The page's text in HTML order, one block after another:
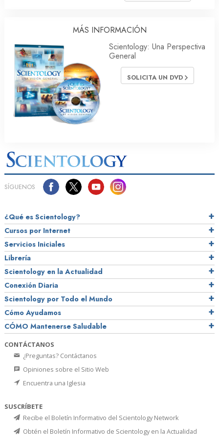
MÁS INFORMACIÓN
Scientology: Una Perspectiva
General
SOLICITA UN DVD
SÍGUENOS
¿Qué es Scientology?
Cursos por Internet
Servicios Iniciales
Librería
Scientology en la Actualidad
Conexión Diaria
Scientology por Todo el Mundo
Cómo Ayudamos
CÓMO Mantenerse Saludable
CONTÁCTANOS
¿Preguntas? Contáctanos
Opiniones sobre el Sitio Web
Encuentra una Iglesia
SUSCRÍBETE
Recibe el Boletín Informativo del Scientology Network
Obtén el Boletín Informativo de Scientology en la Actualidad